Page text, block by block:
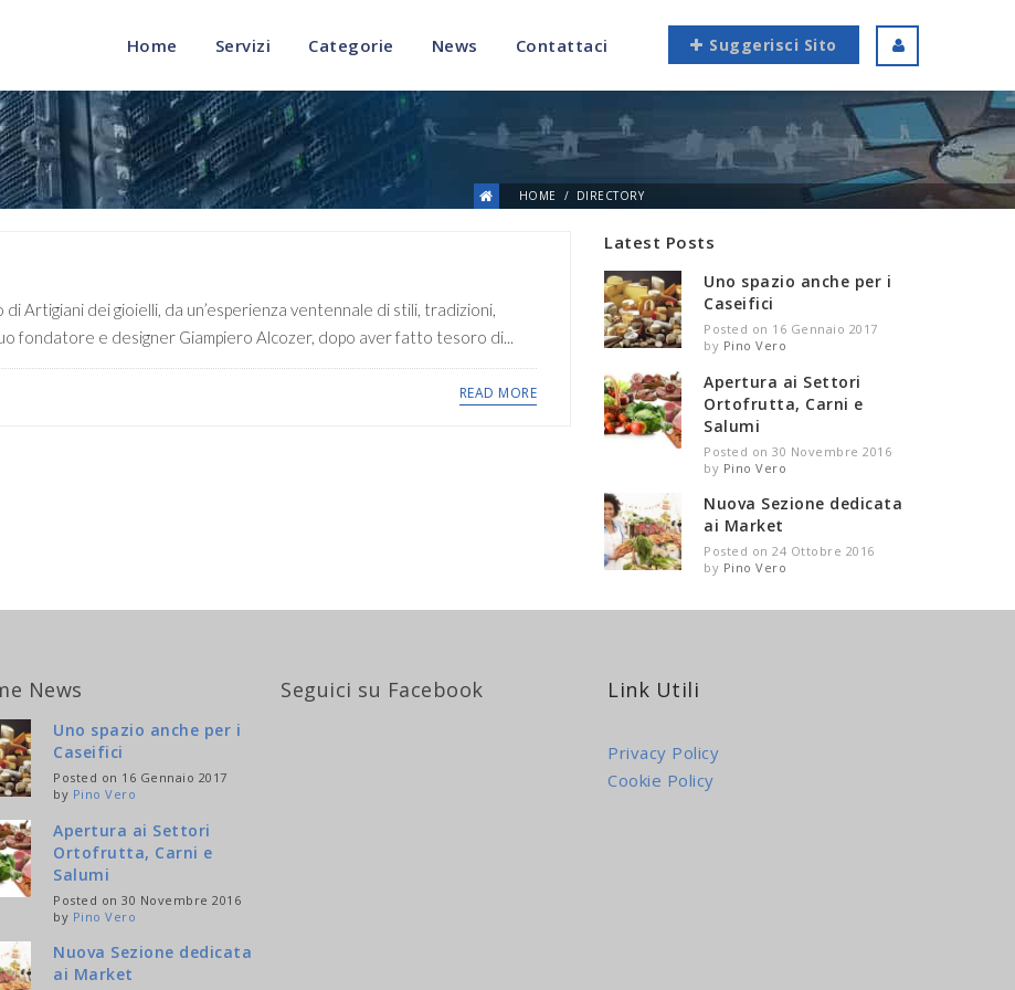
Home Servizi Categorie News Contattaci Suggerisci Sito
HOME DIRECTORY
Artigiani dei gioielli, da un’esperienza ventennale di stili, tradizioni,
fondatore e designer Giampiero Alcozer, dopo aver fatto tesoro di...
READ MORE
Latest Posts
Uno spazio anche per i
Caseifici
Posted on 16 Gennaio 2017
by Pino Vero
Apertura ai Settori
Ortofrutta, Carni e
Salumi
Posted on 30 Novembre 2016
by Pino Vero
Nuova Sezione dedicata
ai Market
Posted on 24 Ottobre 2016
by Pino Vero
News
Uno spazio anche per i
Caseifici
Posted on 16 Gennaio 2017
by Pino Vero
Apertura ai Settori
Ortofrutta, Carni e
Salumi
Posted on 30 Novembre 2016
by Pino Vero
Nuova Sezione dedicata
ai Market
Seguici su Facebook Link Utili
Privacy Policy
Cookie Policy